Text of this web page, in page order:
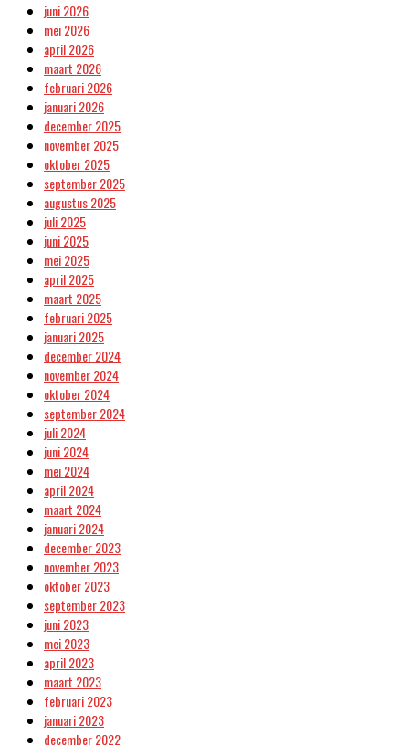
juni 2026
mei 2026
april 2026
maart 2026
februari 2026
januari 2026
december 2025
november 2025
oktober 2025
september 2025
augustus 2025
juli 2025
juni 2025
mei 2025
april 2025
maart 2025
februari 2025
januari 2025
december 2024
november 2024
oktober 2024
september 2024
juli 2024
juni 2024
mei 2024
april 2024
maart 2024
januari 2024
december 2023
november 2023
oktober 2023
september 2023
juni 2023
mei 2023
april 2023
maart 2023
februari 2023
januari 2023
december 2022